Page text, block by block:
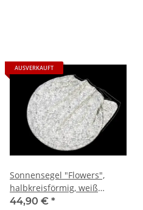
AUSVERKAUFT
Sonnensegel "Flowers",
halbkreisförmig, weiß
bedruckt
44,90 € *